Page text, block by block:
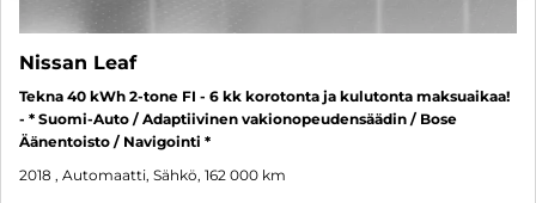
Nissan Leaf
Tekna 40 kWh 2-tone FI - 6 kk korotonta ja kulutonta maksuaikaa!
- * Suomi-Auto / Adaptiivinen vakionopeudensäädin / Bose
Äänentoisto / Navigointi *
2018 , Automaatti, Sähkö, 162 000 km